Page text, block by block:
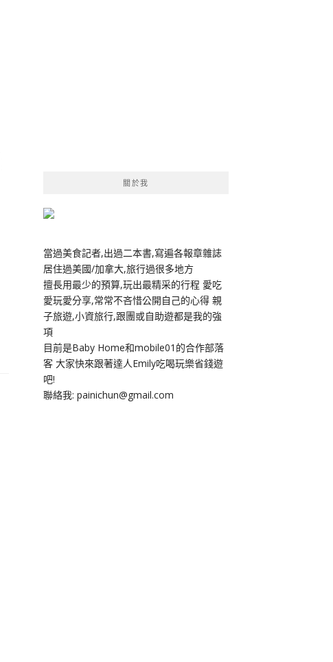
關於我
當過美食記者,出過二本書,寫遍各報章雜誌
居住過美國/加拿大,旅行過很多地方
擅長用最少的預算,玩出最精采的行程 愛吃
愛玩愛分享,常常不吝惜公開自己的心得 親
子旅遊,小資旅行,跟團或自助遊都是我的強
項
目前是Baby Home和mobile01的合作部落
客 大家快來跟著達人Emily吃喝玩樂省錢遊
吧!
聯絡我: painichun@gmail.com